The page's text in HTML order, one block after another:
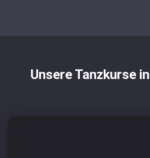
Unsere Tanzkurse